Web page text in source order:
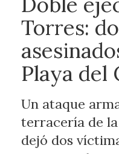
Torres:
Playa del
Un ataque
terracería de
dejó dos